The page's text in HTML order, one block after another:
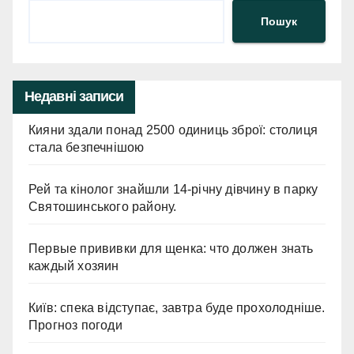
Пошук
Недавні записи
Кияни здали понад 2500 одиниць зброї: столиця
стала безпечнішою
Рей та кінолог знайшли 14-річну дівчину в парку
Святошинського району.
Первые прививки для щенка: что должен знать
каждый хозяин
Київ: спека відступає, завтра буде прохолодніше.
Прогноз погоди